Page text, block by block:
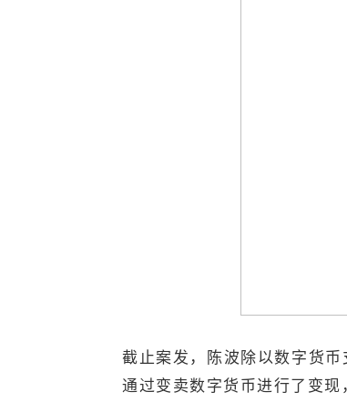
截止案发，陈波除以数字货
通过变卖数字货币进行了变